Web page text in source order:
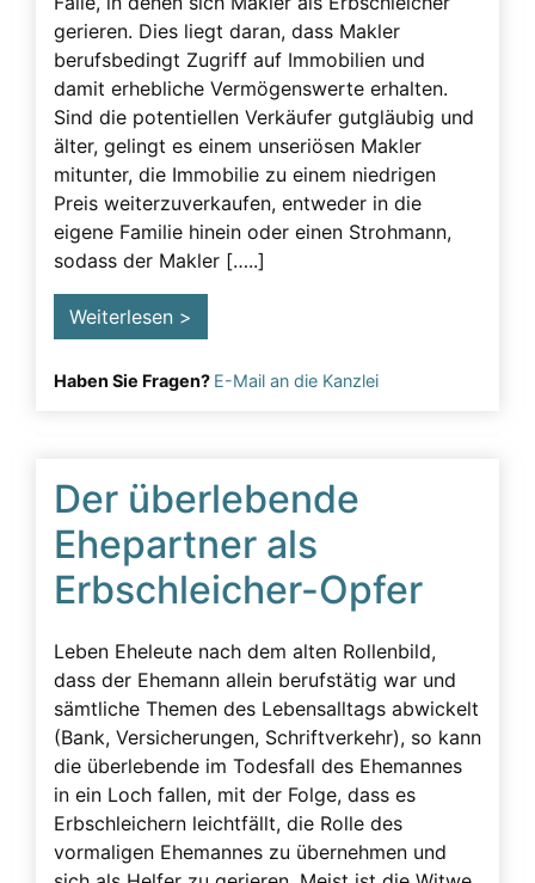
gerieren. Dies liegt daran, dass Makler
berufsbedingt Zugriff auf Immobilien und
damit erhebliche Vermögenswerte erhalten.
Sind die potentiellen Verkäufer gutgläubig und
älter, gelingt es einem unseriösen Makler
mitunter, die Immobilie zu einem niedrigen
Preis weiterzuverkaufen, entweder in die
eigene Familie hinein oder einen Strohmann,
sodass der Makler […..]
Weiterlesen >
Haben Sie Fragen? E-Mail an die Kanzlei
Der überlebende
Ehepartner als
Erbschleicher-Opfer
Leben Eheleute nach dem alten Rollenbild,
dass der Ehemann allein berufstätig war und
sämtliche Themen des Lebensalltags abwickelt
(Bank, Versicherungen, Schriftverkehr), so kann
die überlebende im Todesfall des Ehemannes
in ein Loch fallen, mit der Folge, dass es
Erbschleichern leichtfällt, die Rolle des
vormaligen Ehemannes zu übernehmen und
Schenkungen
Straftaten
Testament
Testamentsänderung erschweren
Testamentsanfechtung
Testierfähigkeit
Unzulässige Beeinflussung
Urkundenfälschung